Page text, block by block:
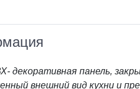
декоративная панель,
внешний вид кухни и